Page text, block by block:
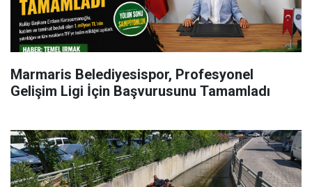
Marmaris Belediyesispor, Profesyonel
Gelişim Ligi İçin Başvurusunu Tamamladı